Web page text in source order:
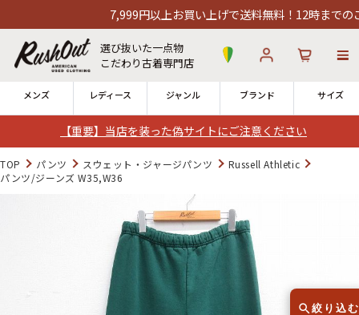
【重要】当店を装った偽サイトにご注意ください
7,999円以上お買い上げで送料無料！12時までのご注文
選び抜いた一点物
こだわり古着専門店
メンズ レディース ジャンル ブランド サイズ
ログイン
全国7店舗・公式通販の比較
12時までのご注文で当日出荷！
※対応不可：日祝、長期休暇、セール
TOP パンツ スウェット・ジャージパンツ
Russell Athletic
パンツ/ジーンズ W35,W36
絞り込む